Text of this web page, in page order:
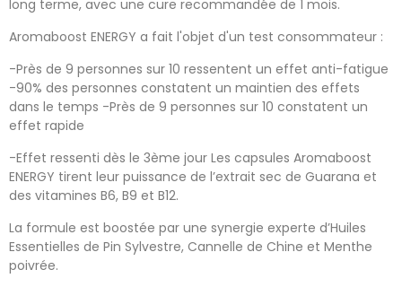
long terme, avec une cure recommandée de 1 mois.
Aromaboost ENERGY a fait l'objet d'un test consommateur :
-Près de 9 personnes sur 10 ressentent un effet anti-fatigue​
-90% des personnes constatent un maintien des effets
dans le temps​ -Près de 9 personnes sur 10 constatent un
effet rapide​
-Effet ressenti dès le 3ème jour Les capsules Aromaboost
ENERGY tirent leur puissance de l’extrait sec de Guarana et
des vitamines B6, B9 et B12.
La formule est boostée par une synergie experte d’Huiles
Essentielles de Pin Sylvestre, Cannelle de Chine et Menthe
poivrée.